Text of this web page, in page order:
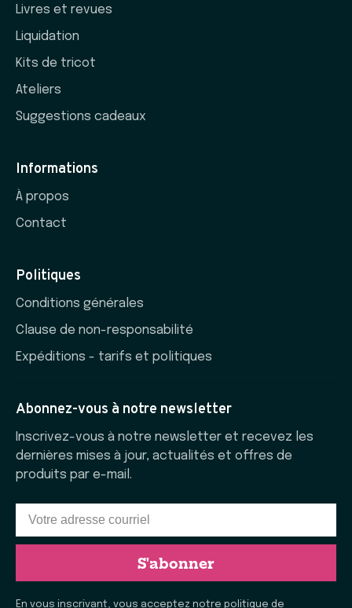
Livres et revues
Liquidation
Kits de tricot
Ateliers
Suggestions cadeaux
Informations
À propos
Contact
Politiques
Conditions générales
Clause de non-responsabilité
Expéditions - tarifs et politiques
Abonnez-vous à notre newsletter
Inscrivez-vous à notre newsletter et recevez les
dernières mises à jour, actualités et offres de
produits par e-mail.
S'abonner
En vous inscrivant, vous acceptez notre politique de